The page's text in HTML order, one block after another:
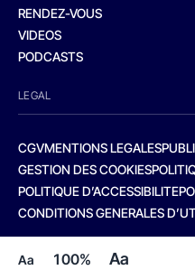
Aa 100% Aa
RENDEZ-VOUS
VIDEOS
PODCASTS
LEGAL
CGVMENTIONS LEGALES
GESTION DES COOKIES
POLITIQUE D’ACCESSIBILITE
CONDITIONS GENERALES